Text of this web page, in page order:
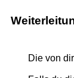
Die von